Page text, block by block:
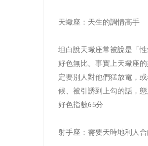
天蠍座：天生的調情高手
坦白說天蠍座常被說是「
好色無比。事實上天蠍座
定要別人對他們猛放電，
候、被引誘到上勾的話，
好色指數65分
射手座：需要天時地利人